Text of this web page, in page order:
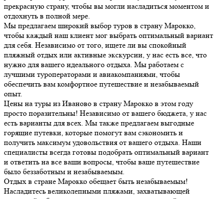
прекрасную страну, чтобы вы могли насладиться моментом и
отдохнуть в полной мере.
Мы предлагаем широкий выбор туров в страну Марокко,
чтобы каждый наш клиент мог выбрать оптимальный вариант
для себя. Независимо от того, ищете ли вы спокойный
пляжный отдых или активные экскурсии, у нас есть все, что
нужно для вашего идеального отдыха. Мы работаем с
лучшими туроператорами и авиакомпаниями, чтобы
обеспечить вам комфортное путешествие и незабываемый
опыт.
Цены на туры из Иваново в страну Марокко в этом году
просто поразительны! Независимо от вашего бюджета, у нас
есть варианты для всех. Мы также предлагаем выгодные
горящие путевки, которые помогут вам сэкономить и
получить максимум удовольствия от вашего отдыха. Наши
специалисты всегда готовы подобрать оптимальный вариант
и ответить на все ваши вопросы, чтобы ваше путешествие
было беззаботным и незабываемым.
Отдых в стране Марокко обещает быть незабываемым!
Насладитесь великолепными пляжами, захватывающей